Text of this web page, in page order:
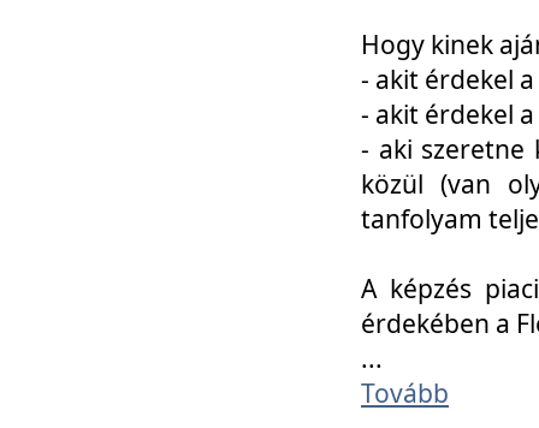
Hogy kinek
- akit érdekel
- akit érdekel
- aki szeretne
közül (van
tanfolyam
A képzés
érdekében a
...
Tovább